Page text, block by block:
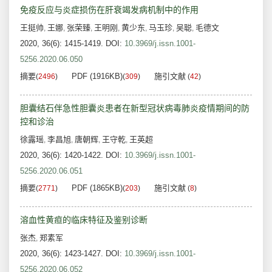
免疫反应与炎症损伤在肝衰竭发病机制中的作用
王挺帅, 王娜, 张荣臻, 王明刚 , 黄少东, 马玉珍, 吴聪, 毛德文
2020, 36(6): 1415-1419. DOI: 10.3969/j.issn.1001-
5256.2020.06.050
摘要(2496) PDF (1916KB)(309) 施引文献 (42)
胆囊结石伴急性胆囊炎患者在新型冠状病毒肺炎疫情期间的防
控和诊治
徐露瑶, 李昌旭, 唐朝辉, 王守乾, 王英超
2020, 36(6): 1420-1422. DOI: 10.3969/j.issn.1001-
5256.2020.06.051
摘要(2771) PDF (1865KB)(203) 施引文献 (8)
溶血性黄疸的临床特征及鉴别诊断
张杰, 郑素军
2020, 36(6): 1423-1427. DOI: 10.3969/j.issn.1001-
5256.2020.06.052